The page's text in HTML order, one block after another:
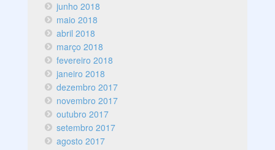
junho 2018
maio 2018
abril 2018
março 2018
fevereiro 2018
janeiro 2018
dezembro 2017
novembro 2017
outubro 2017
setembro 2017
agosto 2017